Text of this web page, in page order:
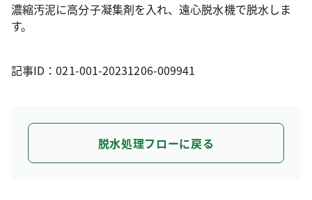
濃縮汚泥に高分子凝集剤を入れ、遠心脱水機で脱水しま
す。
記事ID：021-001-20231206-009941
脱水処理フローに戻る